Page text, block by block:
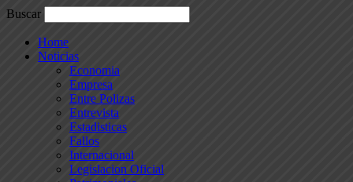
Buscar
Home
Noticias
Economia
Empresa
Entre Polizas
Entrevista
Estadisticas
Fallos
Internacional
Legislacion Oficial